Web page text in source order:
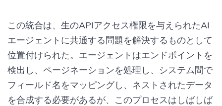
この統合は、生のAPIアクセス権限を与えられたAI
エージェントに共通する問題を解決するものとして
位置付けられた。エージェントはエンドポイントを
検出し、ページネーションを処理し、システム間で
フィールド名をマッピングし、ネストされたデータ
を合成する必要があるが、このプロセスはしばしば